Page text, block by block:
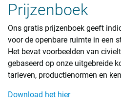
Prijzenboek
Ons gratis prijzenboek geeft
voor de openbare ruimte in een
Het bevat voorbeelden van
gebaseerd op onze uitgebreide
tarieven, productienormen en
Download het hier